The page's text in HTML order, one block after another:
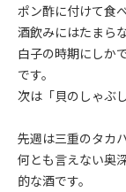
ポン酢に付けて食
酒飲みにはたまら
白子の時期にしか
です。
次は「貝のしゃぶ
先週は三重のタカ
何とも言えない奥
的な酒です。